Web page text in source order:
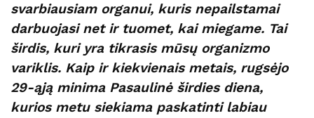
svarbiausiam organui, kuris nepailstamai
darbuojasi net ir tuomet, kai miegame. Tai
širdis, kuri yra tikrasis mūsų organizmo
variklis. Kaip ir kiekvienais metais, rugsėjo
29-ąją minima Pasaulinė širdies diena,
kurios metu siekiama paskatinti labiau